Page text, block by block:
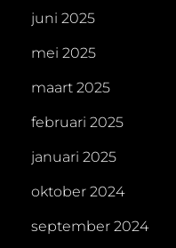
juni 2025
mei 2025
maart 2025
februari 2025
januari 2025
oktober 2024
september 2024